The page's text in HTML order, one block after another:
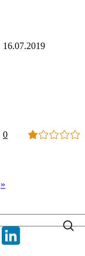
16.07.2019
0
»
Reddit